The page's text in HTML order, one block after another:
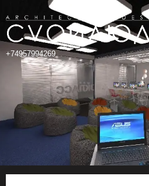
+74957994269